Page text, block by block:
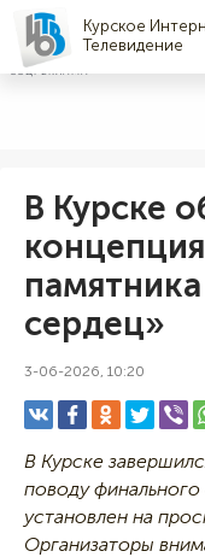
Курское
Телевидение
СОЦРЕКЛАМА
В Курске
сердец»
3-06-2026, 10:20
В Курске
поводу
установлен на
Организаторы